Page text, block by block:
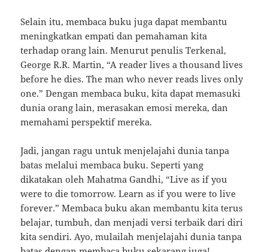
Selain itu, membaca buku juga dapat membantu
meningkatkan empati dan pemahaman kita
terhadap orang lain. Menurut penulis Terkenal,
George R.R. Martin, “A reader lives a thousand lives
before he dies. The man who never reads lives only
one.” Dengan membaca buku, kita dapat memasuki
dunia orang lain, merasakan emosi mereka, dan
memahami perspektif mereka.
Jadi, jangan ragu untuk menjelajahi dunia tanpa
batas melalui membaca buku. Seperti yang
dikatakan oleh Mahatma Gandhi, “Live as if you
were to die tomorrow. Learn as if you were to live
forever.” Membaca buku akan membantu kita terus
belajar, tumbuh, dan menjadi versi terbaik dari diri
kita sendiri. Ayo, mulailah menjelajahi dunia tanpa